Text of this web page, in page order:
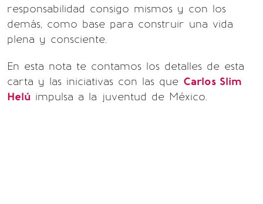
responsabilidad consigo mismos y con los
demás, como base para construir una vida
plena y consciente.
En esta nota te contamos los detalles de esta
carta y las iniciativas con las que Carlos Slim
Helú impulsa a la juventud de México.